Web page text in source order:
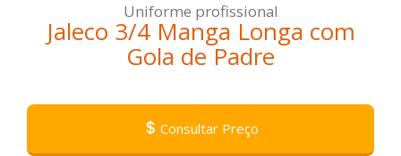
Uniforme profissional
Jaleco 3/4 Manga Longa com
Gola de Padre
Consultar Preço